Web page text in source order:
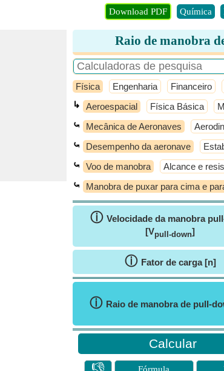
Download PDF Química
Raio de manobra
Física Engenharia Financeiro
↳ Aeroespacial Física Básica
⤿ Mecânica de Aeronaves
⤿ Desempenho da aeronave
⤿ Voo de manobra Alcance e
⤿ Manobra de puxar para cima e
ⓘ Velocidade da manobra
[Vpull-down]
ⓘ Fator de carga [n]
ⓘ Raio de manobra de pull-